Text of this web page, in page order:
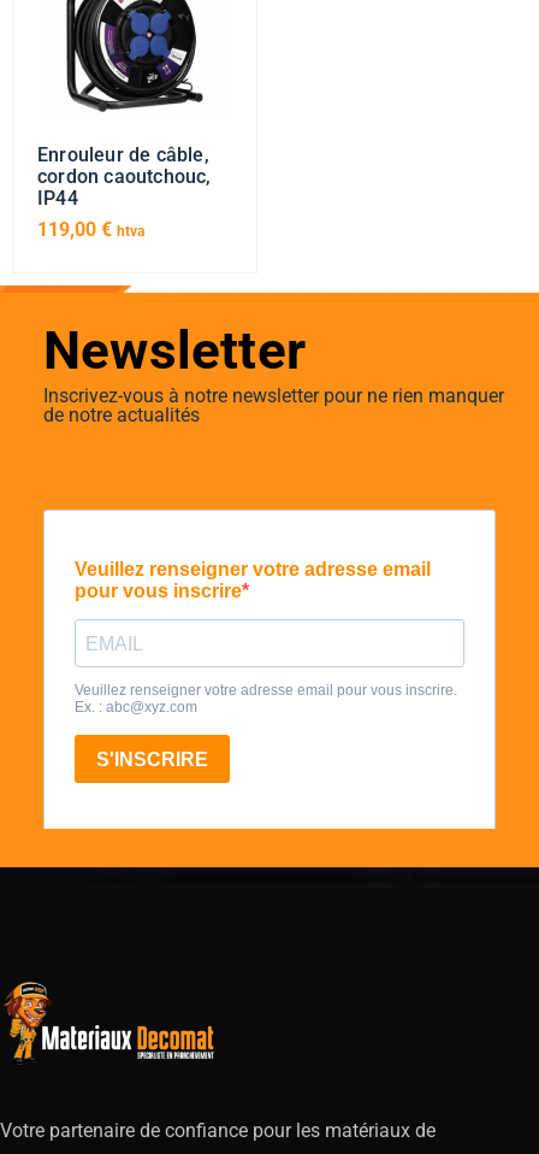
Enrouleur de câble,
cordon caoutchouc,
IP44
119,00 € htva
Newsletter
Inscrivez-vous à notre newsletter pour ne rien manquer
de notre actualités
Votre partenaire de confiance pour les matériaux de